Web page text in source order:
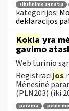
tikslinimo senatis
kategorijos:
deklaracijos
Kokia yra
gavimo
Web turinio
Registracijos
Mėnesinė
(PLN203) (iki
parama pelno